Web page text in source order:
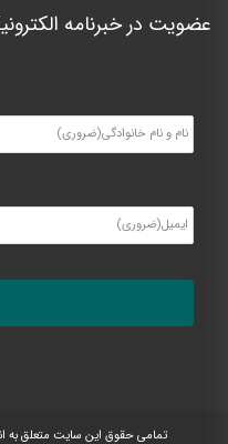
عضویت در خبرنامه
تمامی حقوق این سایت متعلق به